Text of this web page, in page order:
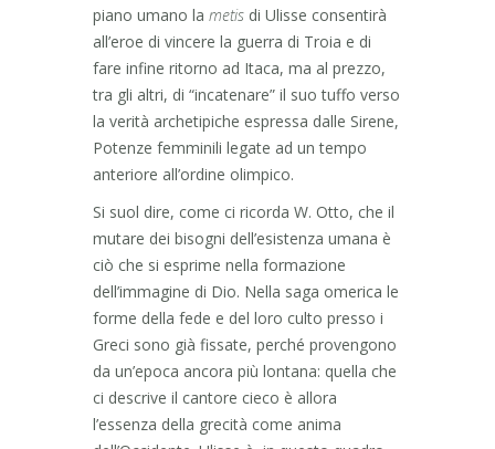
piano umano la metis di Ulisse consentirà
all’eroe di vincere la guerra di Troia e di
fare infine ritorno ad Itaca, ma al prezzo,
tra gli altri, di “incatenare” il suo tuffo verso
la verità archetipiche espressa dalle Sirene,
Potenze femminili legate ad un tempo
anteriore all’ordine olimpico.
Si suol dire, come ci ricorda W. Otto, che il
mutare dei bisogni dell’esistenza umana è
ciò che si esprime nella formazione
dell’immagine di Dio. Nella saga omerica le
forme della fede e del loro culto presso i
Greci sono già fissate, perché provengono
da un’epoca ancora più lontana: quella che
ci descrive il cantore cieco è allora
l’essenza della grecità come anima